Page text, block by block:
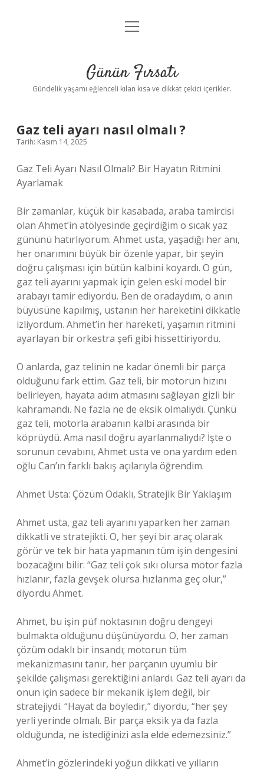
Anasayfa
Yasal Uyarı
menüyü
Günün Fırsatı
Gündelik yaşamı eğlenceli kılan kısa ve dikkat çekici içerikler.
Gaz teli ayarı nasıl olmalı ?
Tarih: Kasım 14, 2025
Gaz Teli Ayarı Nasıl Olmalı? Bir Hayatın Ritmini
Ayarlamak
Bir zamanlar, küçük bir kasabada, araba tamircisi
olan Ahmet’in atölyesinde geçirdiğim o sıcak yaz
gününü hatırlıyorum. Ahmet usta, yaşadığı her anı,
her onarımını büyük bir özenle yapar, bir şeyin
doğru çalışması için bütün kalbini koyardı. O gün,
gaz teli ayarını yapmak için gelen eski model bir
arabayı tamir ediyordu. Ben de oradaydım, o anın
büyüsüne kapılmış, ustanın her hareketini dikkatle
izliyordum. Ahmet’in her hareketi, yaşamın ritmini
ayarlayan bir orkestra şefi gibi hissettiriyordu.
O anlarda, gaz telinin ne kadar önemli bir parça
olduğunu fark ettim. Gaz teli, bir motorun hızını
belirleyen, hayata adım atmasını sağlayan gizli bir
kahramandı. Ne fazla ne de eksik olmalıydı. Çünkü
gaz teli, motorla arabanın kalbi arasında bir
köprüydü. Ama nasıl doğru ayarlanmalıydı? İşte o
sorunun cevabını, Ahmet usta ve ona yardım eden
oğlu Can’ın farklı bakış açılarıyla öğrendim.
Ahmet Usta: Çözüm Odaklı, Stratejik Bir Yaklaşım
Ahmet usta, gaz teli ayarını yaparken her zaman
dikkatli ve stratejikti. O, her şeyi bir araç olarak
görür ve tek bir hata yapmanın tüm işin dengesini
bozacağını bilir. “Gaz teli çok sıkı olursa motor fazla
hızlanır, fazla gevşek olursa hızlanma geç olur,”
diyordu Ahmet.
Ahmet, bu işin püf noktasının doğru dengeyi
bulmakta olduğunu düşünüyordu. O, her zaman
çözüm odaklı bir insandı; motorun tüm
mekanizmasını tanır, her parçanın uyumlu bir
şekilde çalışması gerektiğini anlardı. Gaz teli ayarı da
onun için sadece bir mekanik işlem değil, bir
stratejiydi. “Hayat da böyledir,” diyordu, “her şey
yerli yerinde olmalı. Bir parça eksik ya da fazla
olduğunda, ne istediğinizi asla elde edemezsiniz.”
Ahmet’in gözlerindeki yoğun dikkati ve yılların